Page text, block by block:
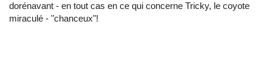
dorénavant - en tout cas en ce qui concerne Tricky, le coyote
miraculé - "chanceux"!